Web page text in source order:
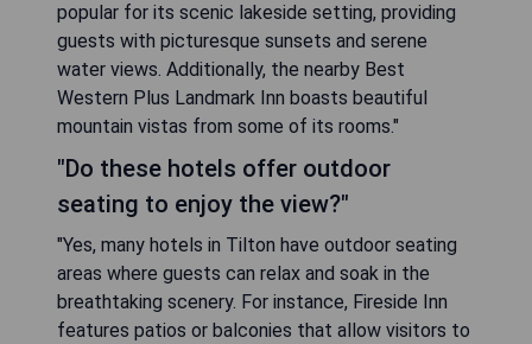
popular for its scenic lakeside setting, providing
guests with picturesque sunsets and serene
water views. Additionally, the nearby Best
Western Plus Landmark Inn boasts beautiful
mountain vistas from some of its rooms."
"Do these hotels offer outdoor
seating to enjoy the view?"
"Yes, many hotels in Tilton have outdoor seating
areas where guests can relax and soak in the
breathtaking scenery. For instance, Fireside Inn
features patios or balconies that allow visitors to